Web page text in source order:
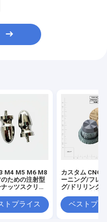
M4 M5 M6 M8
ための注射型
ッツスクリュ
トプライス
カスタム CNC
ーニング/フレ
グ/ドリリング
ビスベストプラ